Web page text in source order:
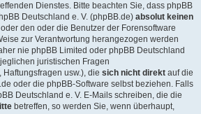
Dienstes. Bitte beachten Sie, dass phpBB
Deutschland e. V. (phpBB.de) absolut keinen
den oder die Benutzer der Forensoftware
zur Verantwortung herangezogen werden
nie phpBB Limited oder phpBB Deutschland
juristischen Fragen
usw.), die sich nicht direkt auf die
oder die phpBB-Software selbst beziehen. Falls
Deutschland e. V. E-Mails schreiben, die die
betreffen, so werden Sie, wenn überhaupt,